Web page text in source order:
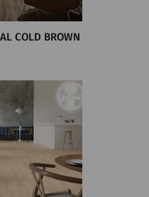
COLD BROWN